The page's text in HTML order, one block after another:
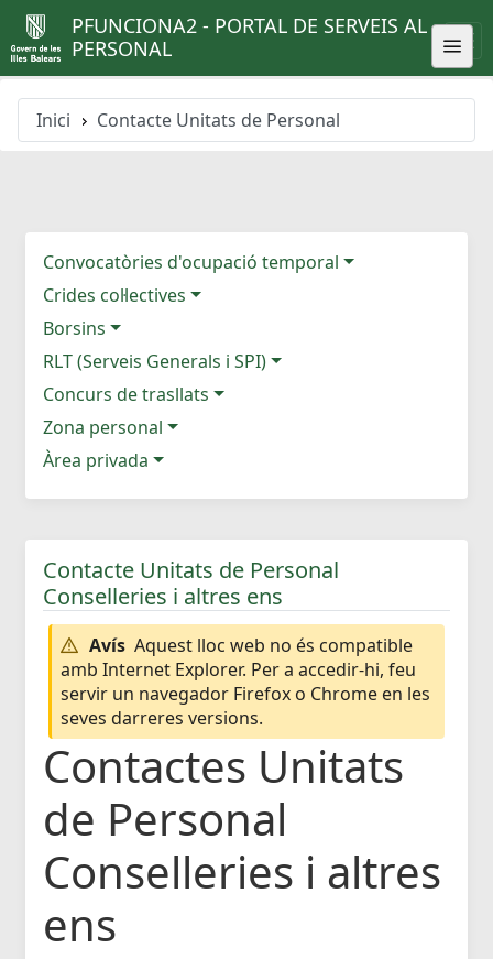
PFUNCIONA2 - PORTAL DE SERVEIS AL
PERSONAL
Inici Contacte Unitats de Personal
Convocatòries d'ocupació temporal
Crides col·lectives
Borsins
RLT (Serveis Generals i SPI)
Concurs de trasllats
Zona personal
Àrea privada
Contacte Unitats de Personal
Conselleries i altres ens
Avís Aquest lloc web no és compatible
amb Internet Explorer. Per a accedir-hi, feu
servir un navegador Firefox o Chrome en les
seves darreres versions.
Contactes Unitats
de Personal
Conselleries i altres
ens